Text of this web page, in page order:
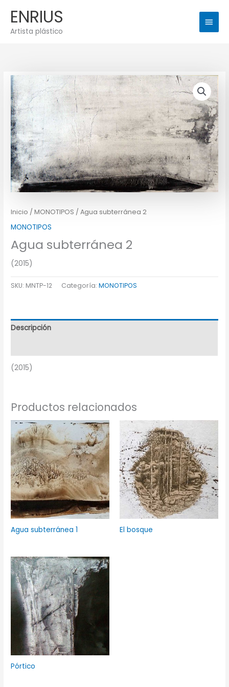
contenido
ENRIUS
Artista plástico
Inicio /MONOTIPOS / Agua subterránea 2
MONOTIPOS
Agua subterránea 2
(2015)
SKU: MNTP-12 Categoría:MONOTIPOS
Descripción
(2015)
Productos relacionados
Agua subterránea 1 El bosque
Pórtico